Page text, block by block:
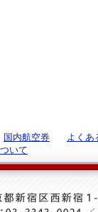
国内航空券
よくあ
いて